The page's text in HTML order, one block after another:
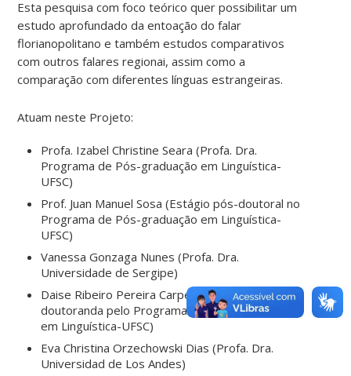
Esta pesquisa com foco teórico quer possibilitar um
estudo aprofundado da entoação do falar
florianopolitano e também estudos comparativos
com outros falares regionai, assim como a
comparação com diferentes línguas estrangeiras.
Atuam neste Projeto:
Profa. Izabel Christine Seara (Profa. Dra.
Programa de Pós-graduação em Linguística-
UFSC)
Prof. Juan Manuel Sosa (Estágio pós-doutoral no
Programa de Pós-graduação em Linguística-
UFSC)
Vanessa Gonzaga Nunes (Profa. Dra.
Universidade de Sergipe)
Daise Ribeiro Pereira Carpes (Mestre e
doutoranda pelo Programa de Pós-graduação
em Linguística-UFSC)
Eva Christina Orzechowski Dias (Profa. Dra.
Universidad de Los Andes)